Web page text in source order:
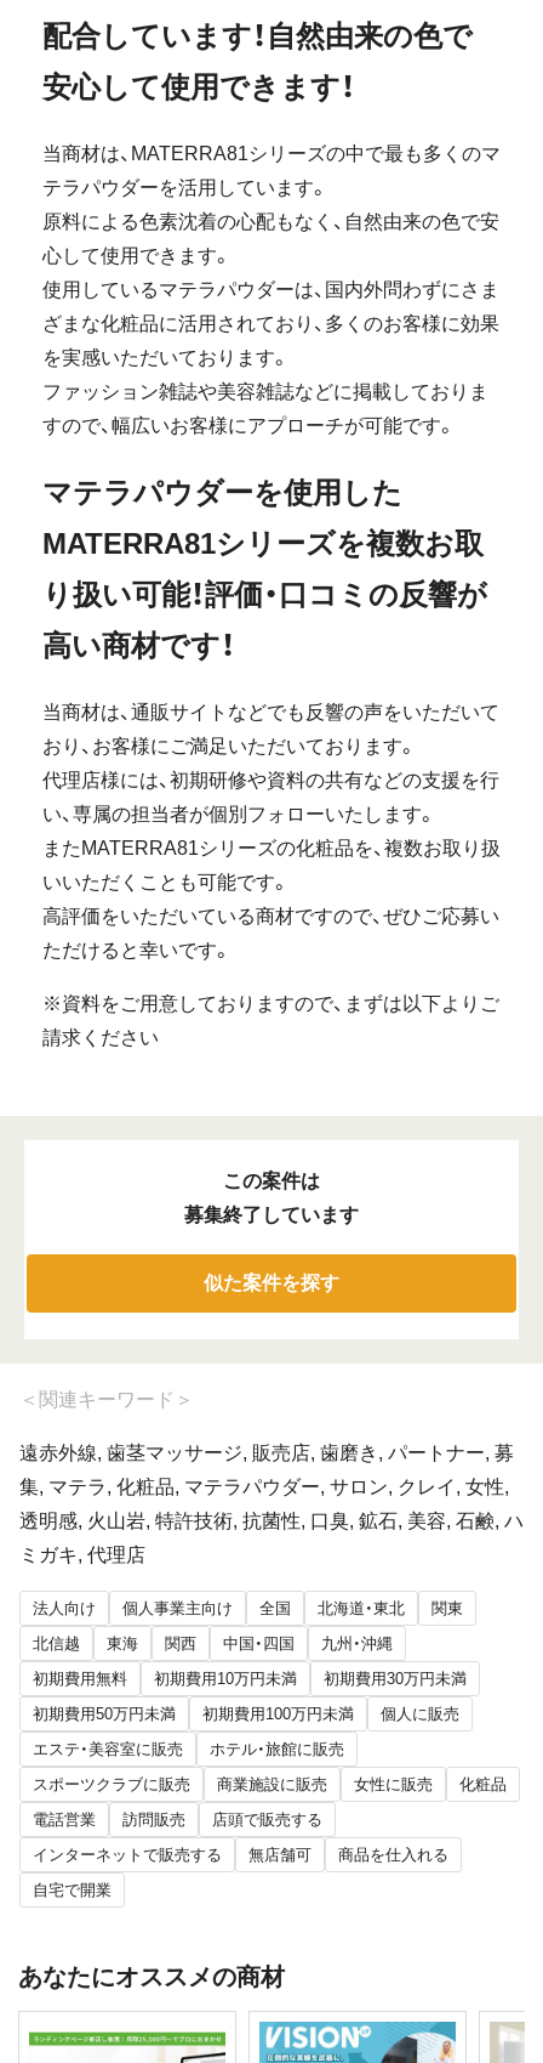
配合しています！自然由来の色で
安心して使用できます！
当商材は、MATERRA81シリーズの中で最も多くのマ
テラパウダーを活用しています。
原料による色素沈着の心配もなく、自然由来の色で安
心して使用できます。
使用しているマテラパウダーは、国内外問わずにさま
ざまな化粧品に活用されており、多くのお客様に効果
を実感いただいております。
ファッション雑誌や美容雑誌などに掲載しておりま
すので、幅広いお客様にアプローチが可能です。
マテラパウダーを使用した
MATERRA81シリーズを複数お取
り扱い可能！評価・口コミの反響が
高い商材です！
当商材は、通販サイトなどでも反響の声をいただいて
おり、お客様にご満足いただいております。
代理店様には、初期研修や資料の共有などの支援を行
い、専属の担当者が個別フォローいたします。
またMATERRA81シリーズの化粧品を、複数お取り扱
いいただくことも可能です。
高評価をいただいている商材ですので、ぜひご応募い
ただけると幸いです。
※資料をご用意しておりますので、まずは以下よりご
請求ください
この案件は
募集終了しています
似た案件を探す
＜ 関連キーワード ＞
遠赤外線, 歯茎マッサージ, 販売店, 歯磨き, パートナー, 募
集, マテラ, 化粧品, マテラパウダー, サロン, クレイ, 女性,
透明感, 火山岩, 特許技術, 抗菌性, 口臭, 鉱石, 美容, 石鹸, ハ
ミガキ, 代理店
法人向け 個人事業主向け 全国 北海道・東北
関東
北信越
東海 関西 中国・四国
九州・沖縄
初期費用無料
初期費用10万円未満
初期費用30万円未満
初期費用50万円未満
初期費用100万円未満
個人に販売
エステ・美容室に販売
ホテル・旅館に販売
スポーツクラブに販売
商業施設に販売 女性に販売
化粧品
電話営業
訪問販売
店頭で販売する
インターネットで販売する
無店舗可
商品を仕入れる
自宅で開業
あなたにオススメの商材